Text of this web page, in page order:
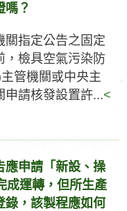
嗎？
關指定公告之固定
，檢具空氣污染防
管機關或中央主
申請核發設置許...<
應申請「新設、操
成運轉，但所生產
錄，該製程應如何